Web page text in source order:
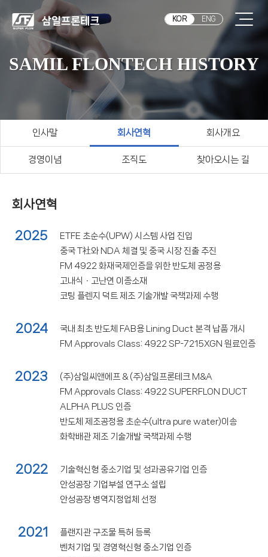
KOR ENG
SAMIL FLONTECH HISTORY
인사말 회사연혁 회사개요
경영이념 조직도 찾아오시는 길
회사연혁
2025
ETFE 초순수(UPW) 시스템 사업 진입
중국 T社와 NDA 체결 및 중국 시장 진출 추진
FM 4922 화재국제인증을 위한 반도체 공정용
고내식ㆍ고난연 이종소재
코팅 플렌지 덕트 제조 기술개발 국책과제 수행
2024
국내 최초 반도체 FAB용 Lining Duct 본격 납품 개시
FM Approvals Class: 4922 SP-7215XGN 원료인증
2023
(주)삼일씨앤에프 & (주)삼일프론테크 M&A
FM Approvals Class: 4922 SUPERFLON DUCT
ALPHA PLUS 인증
반도체 제조공정용 초순수(ultra pure water)이송
화학배관 제조 기술개발 국책과제 수행
2022
기술혁신형 중소기업 및 성과공유기업 인증
안성공장 기업부설 연구소 설립
안성공장 병역지정업체 선정
2021
플랜지관 구조물 특허 등록
벤처기업 및 경영혁신형 중소기업 인증